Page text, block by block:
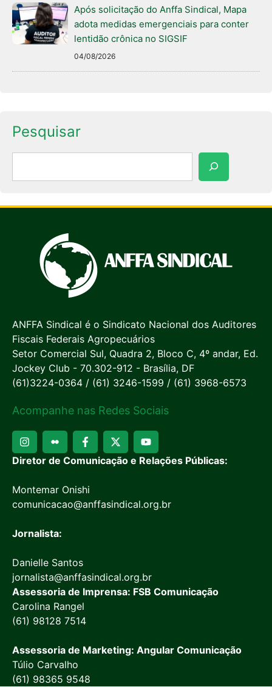
Após solicitação do Anffa Sindical, Mapa
adota medidas emergenciais para conter
lentidão crônica no SIGSIF
04/08/2026
Pesquisar
ANFFA Sindical é o Sindicato Nacional dos Auditores
Fiscais Federais Agropecuários
Setor Comercial Sul, Quadra 2, Bloco C, 4º andar, Ed.
Jockey Club - 70.302-912 - Brasília, DF
(61)3224-0364 / (61) 3246-1599 / (61) 3968-6573
Acompanhe nas Redes Sociais
Diretor de Comunicação e Relações Públicas:
Montemar Onishi
comunicacao@anffasindical.org.br
Jornalista:
Danielle Santos
jornalista@anffasindical.org.br
Assessoria de Imprensa: FSB Comunicação
Carolina Rangel
(61) 98128 7514
Assessoria de Marketing: Angular Comunicação
Túlio Carvalho
(61) 98365 9548